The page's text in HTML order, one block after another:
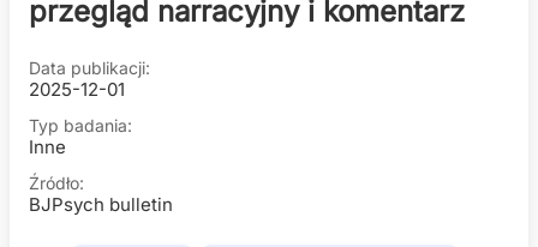
przegląd narracyjny i komentarz
Data publikacji:
2025-12-01
Typ badania:
Inne
Źródło:
BJPsych bulletin